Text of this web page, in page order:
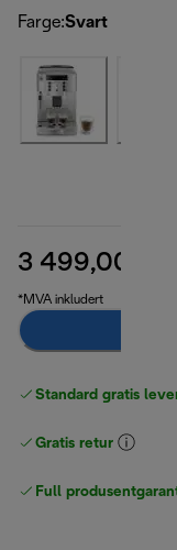
Farge:Svart
3 499,00 kr
*MVA inkludert
Standard gratis
Gratis retur
Full